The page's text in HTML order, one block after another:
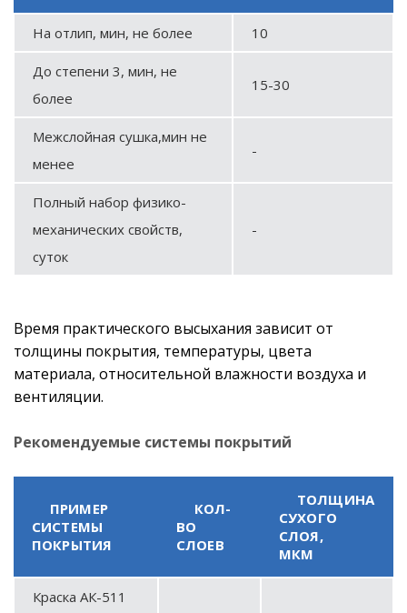
На отлип, мин, не более 10
До степени 3, мин, не
более
15-30
Межслойная сушка,мин не
менее
-
Полный набор физико-
механических свойств,
суток
-
Время практического высыхания зависит от
толщины покрытия, температуры, цвета
материала, относительной влажности воздуха и
вентиляции.
Рекомендуемые системы покрытий
ПРИМЕР
СИСТЕМЫ
ПОКРЫТИЯ
КОЛ-
ВО
СЛОЕВ
ТОЛЩИНА
СУХОГО
СЛОЯ,
МКМ
Краска АК-511